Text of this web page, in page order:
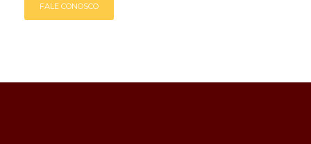
FALE CONOSCO